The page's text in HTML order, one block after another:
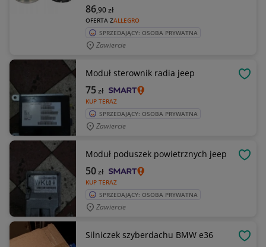
OFERTA ZALLEGRO
86,90zł
SPRZEDAJĄCY: OSOBA PRYWATNA
Zawiercie
Moduł sterownik radia jeep
KUP TERAZ
75zł
SPRZEDAJĄCY: OSOBA PRYWATNA
Zawiercie
Moduł poduszek powietrznych jeep
KUP TERAZ
50zł
SPRZEDAJĄCY: OSOBA PRYWATNA
Zawiercie
Silniczek szyberdachu BMW e36